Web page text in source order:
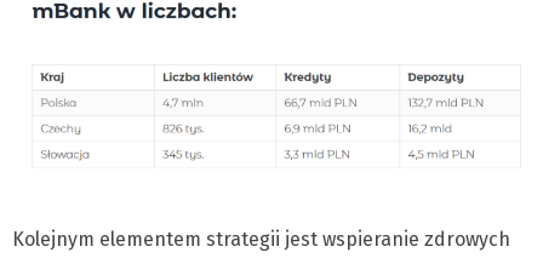
Kolejnym elementem strategii jest wspieranie zdrowych